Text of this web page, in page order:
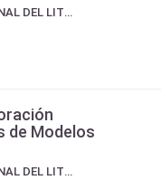
UNL - UNIVERSIDAD NACIONAL DEL LITORAL
de Modelos
UNL - UNIVERSIDAD NACIONAL DEL LITORAL